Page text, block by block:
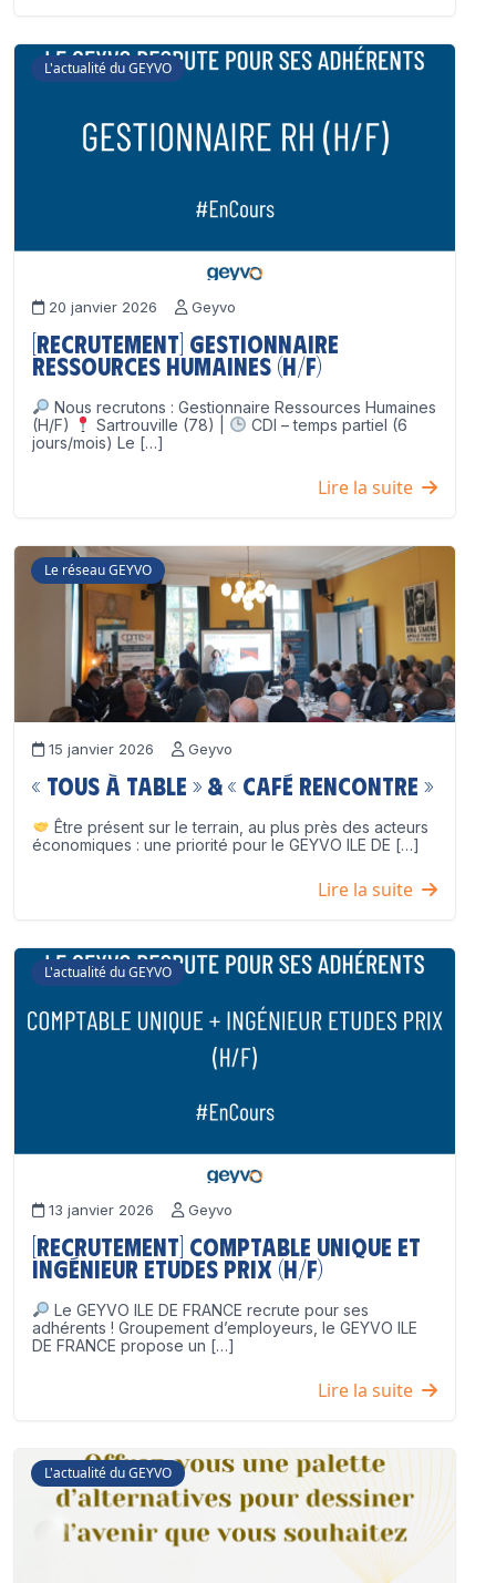
L'actualité du GEYVO
20 janvier 2026 Geyvo
[Recrutement] Gestionnaire
Ressources Humaines (H/F)
Nous recrutons : Gestionnaire Ressources Humaines
(H/F)
Sartrouville (78) |
CDI – temps partiel (6
jours/mois) Le […]
Lire la suite
Le réseau GEYVO
15 janvier 2026 Geyvo
« Tous à table » & « Café Rencontre »
Être présent sur le terrain, au plus près des acteurs
économiques : une priorité pour le GEYVO ILE DE […]
Lire la suite
L'actualité du GEYVO
13 janvier 2026 Geyvo
[Recrutement] Comptable unique et
Ingénieur Etudes Prix (H/F)
Le GEYVO ILE DE FRANCE recrute pour ses
adhérents ! Groupement d’employeurs, le GEYVO ILE
DE FRANCE propose un […]
Lire la suite
L'actualité du GEYVO